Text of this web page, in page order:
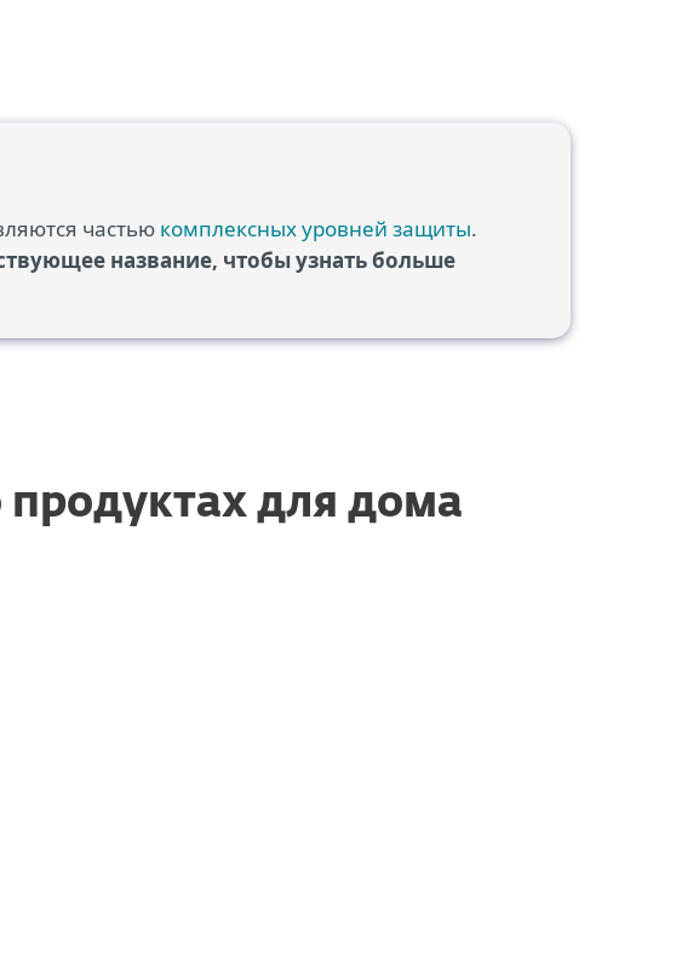
частью комплексных уровней защиты.
название, чтобы узнать больше
для дома